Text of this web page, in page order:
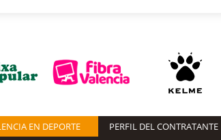
EN DEPORTE
PERFIL DEL CONTRATANTE